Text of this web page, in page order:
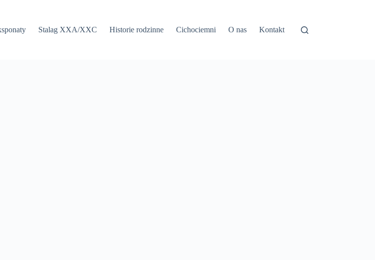
Stalag XXA/XXC Historie rodzinne Cichociemni O nas Kontakt